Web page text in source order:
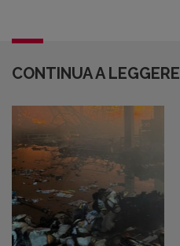
CONTINUA A LEGGERE